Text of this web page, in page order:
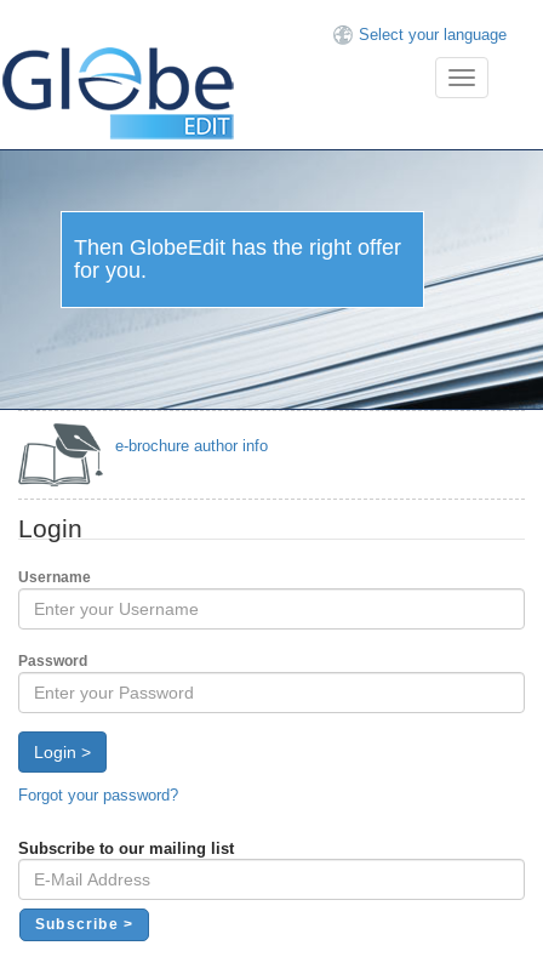
Select your language
Toggle
navigation
Then GlobeEdit has the right offer
for you.
e-brochure author info
Login
Username
Password
Login >
Forgot your password?
Subscribe to our mailing list